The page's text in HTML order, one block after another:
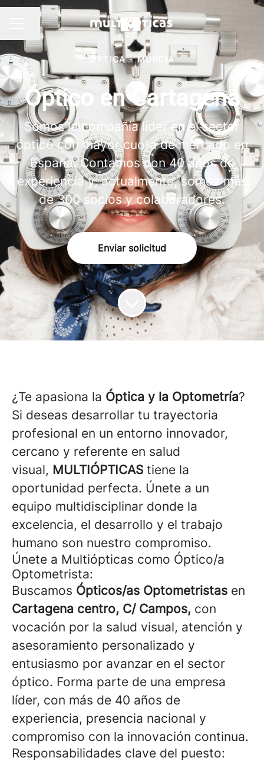
MENÚ DE EMPLEO
Compartir página
ÓPTICA · MURCIA
Óptico en Cartagena
Somos la compañía líder en el sector
óptico con mayor cuota de mercado en
España. Contamos con 40 años de
experiencia y, actualmente, somos más
de 300 socios y colaboradores.
Enviar solicitud
¿Te apasiona la Óptica y la Optometría?
Si deseas desarrollar tu trayectoria
profesional en un entorno innovador,
cercano y referente en salud
visual, MULTIÓPTICAS tiene la
oportunidad perfecta. Únete a un
equipo multidisciplinar donde la
excelencia, el desarrollo y el trabajo
humano son nuestro compromiso.
Únete a Multiópticas como Óptico/a
Optometrista:
Buscamos Ópticos/as Optometristas en
Cartagena centro, C/ Campos, con
vocación por la salud visual, atención y
asesoramiento personalizado y
entusiasmo por avanzar en el sector
óptico. Forma parte de una empresa
líder, con más de 40 años de
experiencia, presencia nacional y
compromiso con la innovación continua.
Responsabilidades clave del puesto: